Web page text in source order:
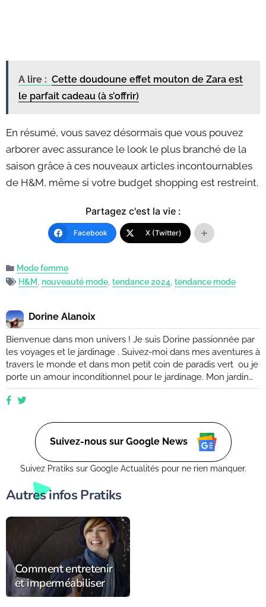
A lire : Cette doudoune effet mouton de Zara est
le parfait cadeau (à s’offrir)
En résumé, vous savez désormais que vous pouvez
arborer avec assurance le look le plus branché de la
saison grâce à ces nouveaux articles incontournables
de H&M, même si votre budget shopping est restreint.
Partagez c'est la vie :
Facebook X (Twitter)
Mode femme
H&M, nouveauté mode, tendance 2024, tendance mode
Dorine Alanoix
Bienvenue dans mon univers ! Je suis Dorine passionnée par
les voyages et le jardinage . Suivez-moi dans mes aventures à
travers le monde et dans mon petit coin de paradis vert ou je
porte un amour inconditionnel pour le jardinage. Mon jardin
est mon havre de paix, un endroit où je peux me ressourcer
et m'émerveiller devant la beauté de la nature. Suivez mes
ce soit dans un petit coin de balcon ou dans un vaste espace
verdoyant. Suivez-nous sur Google News
Suivez Pratiks sur Google Actualités pour ne rien manquer.
Autres infos Pratiks
Comment entretenir
et imperméabiliser
son chapeau de pluie